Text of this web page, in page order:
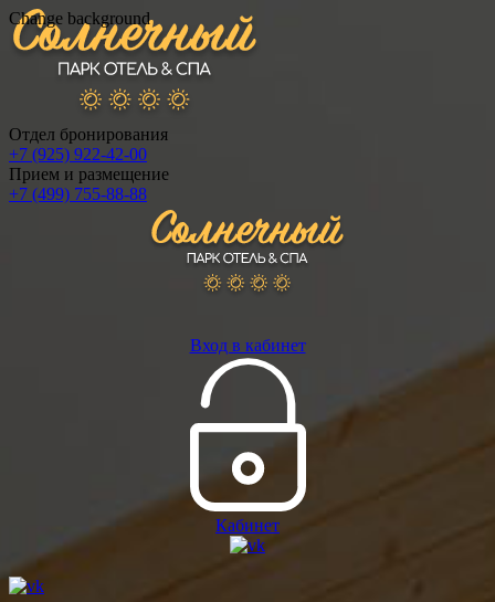
Change background
Отдел бронирования
+7 (925) 922-42-00
Прием и размещение
+7 (499) 755-88-88
Вход в кабинет
Кабинет